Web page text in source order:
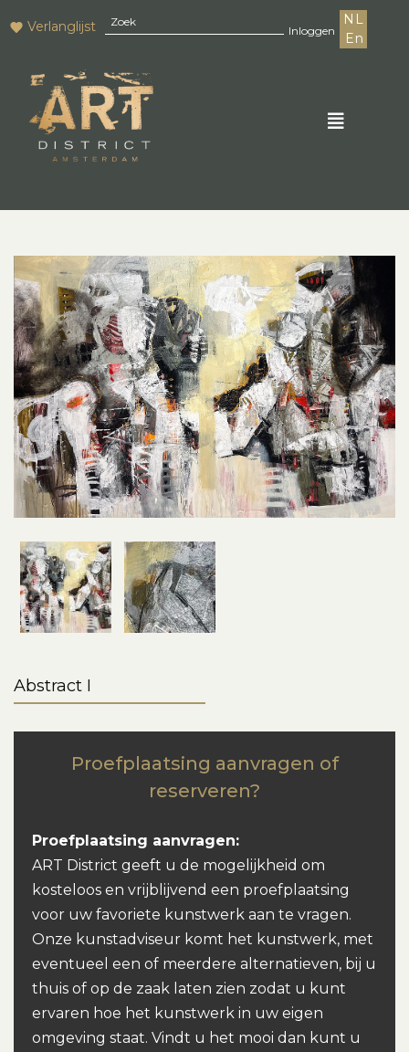
Verlanglijst Inloggen
NL
En
Abstract I
Proefplaatsing aanvragen of
reserveren?
Proefplaatsing aanvragen:
ART District geeft u de mogelijkheid om
kosteloos en vrijblijvend een proefplaatsing
voor uw favoriete kunstwerk aan te vragen.
Onze kunstadviseur komt het kunstwerk, met
eventueel een of meerdere alternatieven, bij u
thuis of op de zaak laten zien zodat u kunt
ervaren hoe het kunstwerk in uw eigen
omgeving staat. Vindt u het mooi dan kunt u